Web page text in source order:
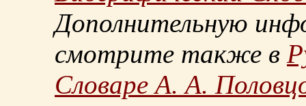
Дополнительную
смотрите также в
Словаре А. А.